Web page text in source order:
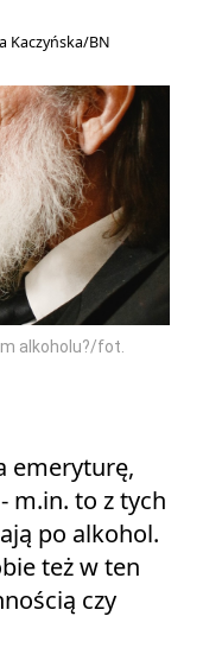
Kaczyńska/BN
alkoholu?/fot.
emeryturę,
m.in. to z tych
po alkohol.
też w ten
czy